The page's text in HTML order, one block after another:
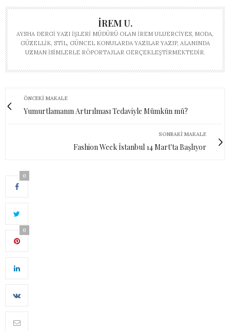
İREM U.
AYSHA DERGI YAZI İŞLERI MÜDÜRÜ OLAN İREM ULUERCIYES, MODA,
GÜZELLIK, STIL, GÜNCEL KONULARDA YAZILAR YAZIP, ALANINDA
UZMAN ISIMLERLE RÖPORTAJLAR GERÇEKLEŞTIRMEKTEDIR.
ÖNCEKI MAKALE
Yumurtlamanın Artırılması Tedaviyle Mümkün mü?
SONRAKI MAKALE
Fashion Week İstanbul 14 Mart'ta Başlıyor
0
0